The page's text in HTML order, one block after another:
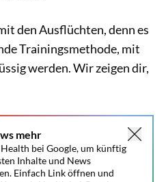
den Ausflüchten, denn es
Trainingsmethode, mit
werden. Wir zeigen dir,
mehr
bei Google, um künftig
Inhalte und News
Einfach Link öffnen und